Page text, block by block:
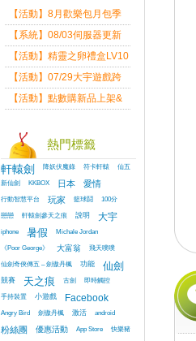
【活動】8月歡樂包月包季
送
【系統】08/03伺服器更新
維護公告
【活動】精靈之卵禮盒LV10
限量發送中
【活動】07/29大宇遊戲跨
界盛典
【活動】點數購新品上架&
熱門標籤
軒轅劍
降妖伏魔錄 符卡軒轅
仙五
新仙劍
KKBOX 日本 愛情
行動智慧平台 玩家 籃球鬪
100分
戀戀
軒轅劍參天之痕 說明 大宇
iphone 暑假
Michale Jordan
《Poor George》
大富翁
飛天噗噗
仙劍奇俠傳五 – 劍傲丹楓
功能 仙劍
競賽 天之痕 古劍
即時觸控
手持裝置
小遊戲 Facebook
Angry Bird 劍傲丹楓 激活 android
粉絲團 優惠活動 App Store 快樂豬